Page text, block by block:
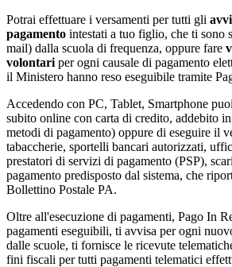
Potrai effettuare i versamenti per tutti gli
pagamento intestati a tuo figlio, che ti sono
mail) dalla scuola di frequenza, oppure fare
volontari per ogni causale di pagamento
il Ministero hanno reso eseguibile tramite
Accedendo con PC, Tablet, Smartphone
subito online con carta di credito, addebito
metodi di pagamento) oppure di eseguire il
tabaccherie, sportelli bancari autorizzati,
prestatori di servizi di pagamento (PSP),
pagamento predisposto dal sistema, che
Bollettino Postale PA.
Oltre all'esecuzione di pagamenti, Pago In
pagamenti eseguibili, ti avvisa per ogni
dalle scuole, ti fornisce le ricevute
fini fiscali per tutti pagamenti telematici